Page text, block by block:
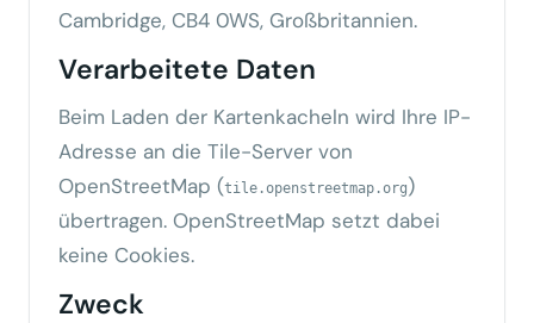
Cambridge, CB4 0WS, Großbritannien.
Verarbeitete Daten
Beim Laden der Kartenkacheln wird Ihre IP-
Adresse an die Tile-Server von
OpenStreetMap (tile.openstreetmap.org)
übertragen. OpenStreetMap setzt dabei
keine Cookies.
Zweck